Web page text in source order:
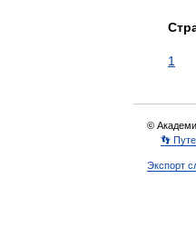
1
©
👣
Экспорт